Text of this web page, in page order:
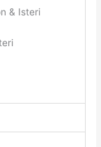
& Isteri